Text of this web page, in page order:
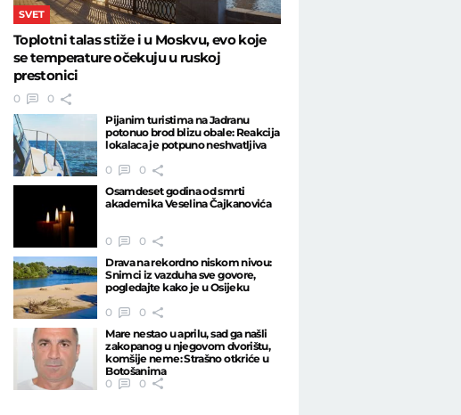
SVET
Toplotni talas stiže i u Moskvu, evo koje
se temperature očekuju u ruskoj
prestonici
0
0
Pijanim turistima na Jadranu
potonuo brod blizu obale: Reakcija
lokalaca je potpuno neshvatljiva
0
0
Osamdeset godina od smrti
akademika Veselina Čajkanovića
0
0
Drava na rekordno niskom nivou:
Snimci iz vazduha sve govore,
pogledajte kako je u Osijeku
0
0
Mare nestao u aprilu, sad ga našli
zakopanog u njegovom dvorištu,
komšije neme: Strašno otkriće u
Botošanima
0
0